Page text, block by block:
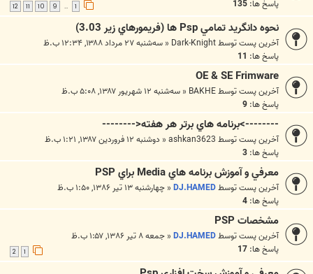
پاسخ ها: 135
…
9
10
11
12
نحوه دانگريد تمامي Psp ها (فريمورهاي زير 3.03)
آخرین پست توسطDark-Knight
« سه‌شنبه ۲۷ مرداد ۱۳۸۸, ۱۲:۳۴ ب.ظ
پاسخ ها: 11
OE & SE Frimware
آخرین پست توسطBAKHE
« سه‌شنبه ۱۲ شهریور ۱۳۸۷, ۵:۰۸ ب.ظ
پاسخ ها: 9
-------->برنامه هاي برتر هر هفته<--------
آخرین پست توسطashkan3623
« دوشنبه ۱۲ فروردین ۱۳۸۷, ۱:۲۱ ب.ظ
پاسخ ها: 3
معرفي و آموزش برنامه هاي Media براي PSP
آخرین پست توسطDJ.HAMED
« چهارشنبه ۱۳ تیر ۱۳۸۶, ۱:۵۰ ب.ظ
پاسخ ها: 4
مشخصات PSP
آخرین پست توسطDJ.HAMED
« جمعه ۸ تیر ۱۳۸۶, ۱:۵۷ ب.ظ
پاسخ ها: 17